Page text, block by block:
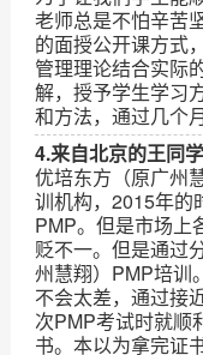
老师总是不怕辛苦
的面授公开课方式
管理理论结合实际
解，授予学生学习
和方法，通过几个
4.来自北京的王同学
优培东方（原广州
训机构，2015年的
PMP。但是市场上
贬不一。但是通过
州慧翔）PMP培训
不会太差，通过接
次PMP考试时就顺
书。本以为拿完证